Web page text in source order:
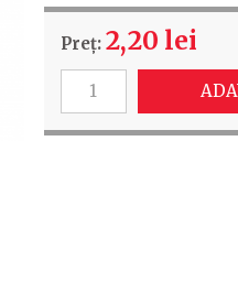
Preț: 2,20 lei